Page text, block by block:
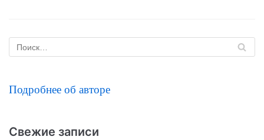
Подробнее об авторе
Свежие записи